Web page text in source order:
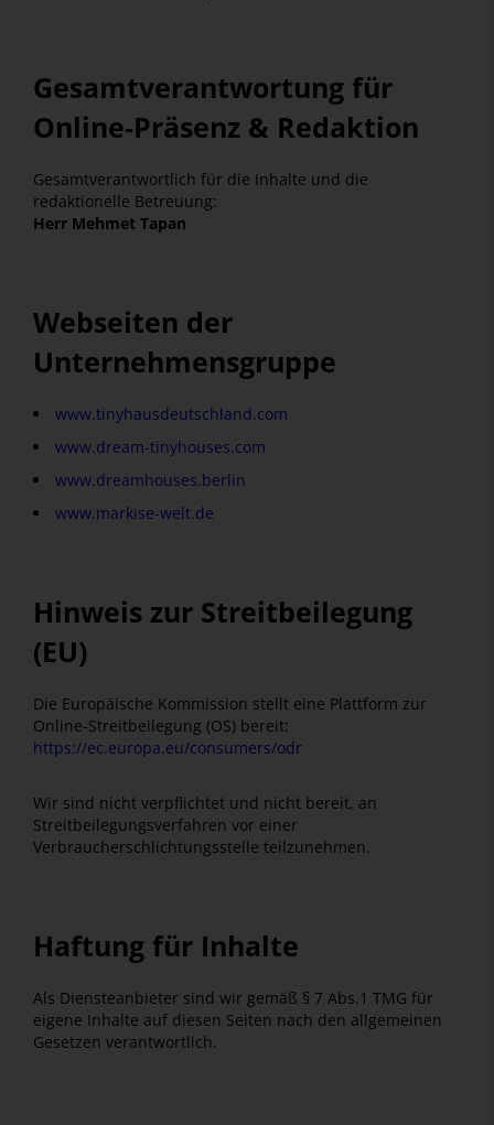
Gesamtverantwortung für
Online-Präsenz & Redaktion
Gesamtverantwortlich für die Inhalte und die
redaktionelle Betreuung:
Herr Mehmet Tapan
Webseiten der
Unternehmensgruppe
www.tinyhausdeutschland.com
www.dream-tinyhouses.com
www.dreamhouses.berlin
www.markise-welt.de
Hinweis zur Streitbeilegung
(EU)
Die Europäische Kommission stellt eine Plattform zur
Online-Streitbeilegung (OS) bereit:
https://ec.europa.eu/consumers/odr
Wir sind nicht verpflichtet und nicht bereit, an
Streitbeilegungsverfahren vor einer
Verbraucherschlichtungsstelle teilzunehmen.
Haftung für Inhalte
Als Diensteanbieter sind wir gemäß § 7 Abs.1 TMG für
eigene Inhalte auf diesen Seiten nach den allgemeinen
Gesetzen verantwortlich.